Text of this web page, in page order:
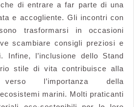
di entrare a far parte di una
e accogliente. Gli incontri con
trasformarsi in occasioni
scambiare consigli preziosi e
Infine, l’inclusione dello Stand
stile di vita contribuisce alla
verso l’importanza della
marini. Molti praticanti